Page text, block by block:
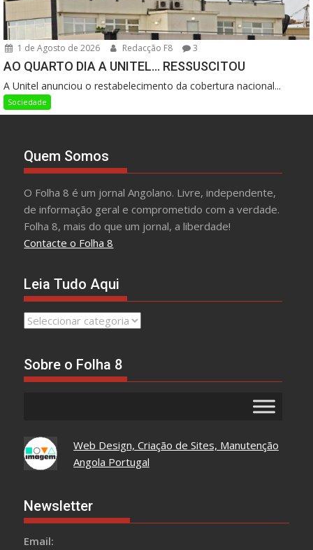
1 de Agosto de 2026 Redacção F8 3
AO QUARTO DIA A UNITEL… RESSUSCITOU
A Unitel anunciou o restabelecimento da cobertura nacional...
Sociedade
Quem Somos
O Folha 8 é um jornal Angolano. Livre, independente,
de informação geral e comprometido com a verdade.
Folha 8, mais do que um jornal, a liberdade!
Contacte o Folha 8
Leia Tudo Aqui
Leia
Sobre o Folha 8
Web Design, Criação de Sites, Manutenção
Angola Portugal
Newsletter
Email: